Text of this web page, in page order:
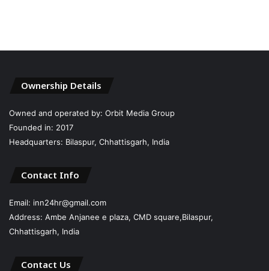
Ownership Details
Owned and operated by: Orbit Media Group
Founded in: 2017
Headquarters: Bilaspur, Chhattisgarh, India
Contact Info
Email: inn24hr@gmail.com
Address: Ambe Anjanee e plaza, CMD square,Bilaspur,
Chhattisgarh, India
Contact Us